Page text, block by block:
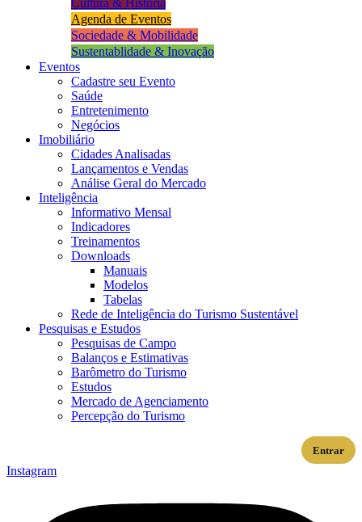
Cultura & História
Agenda de Eventos
Sociedade & Mobilidade
Sustentablidade & Inovação
Eventos
Cadastre seu Evento
Saúde
Entretenimento
Negócios
Imobiliário
Cidades Analisadas
Lançamentos e Vendas
Análise Geral do Mercado
Inteligência
Informativo Mensal​
Indicadores
Treinamentos
Downloads
Manuais
Modelos
Tabelas
Rede de Inteligência do Turismo Sustentável
Pesquisas e Estudos
Pesquisas de Campo
Balanços e Estimativas
Barômetro do Turismo
Estudos
Mercado de Agenciamento
Percepção do Turismo
Entrar
Instagram